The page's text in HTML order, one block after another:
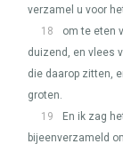
verzamel u voor
18
om te eten
duizend, en vlees
die daarop zitten,
groten.
19
En ik zag
bijeenverzameld